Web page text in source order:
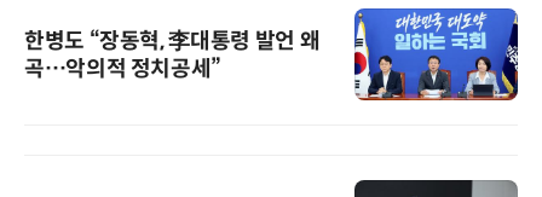
한병도 “장동혁, 李대통령 발언 왜
곡…악의적 정치공세”